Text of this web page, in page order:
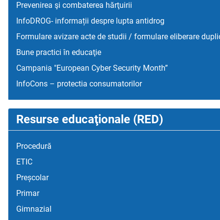
Prevenirea şi combaterea hărţuirii
InfoDROG- informații despre lupta antidrog
Formulare avizare acte de studii / formulare eliberare
Bune practici în educaţie
Campania "European Cyber Security Month”
InfoCons – protectia consumatorilor
Resurse educaţionale (RED)
Procedură
ETIC
Preșcolar
Primar
Gimnazial